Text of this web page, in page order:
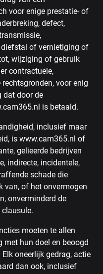
voor enige prestatie- of
defect,
of vernietiging of
wijziging of gebruik
contractuele,
voor enig
dat door de
is betaald.
inclusief maar
is www.cam365.nl of
gelieerde bedrijven
indirecte, incidentele,
schade die
van, of het onvermogen
onverminderd de
moeten te allen
met hun doel en beoogd
oneerlijk gedrag, actie
dan ook, inclusief